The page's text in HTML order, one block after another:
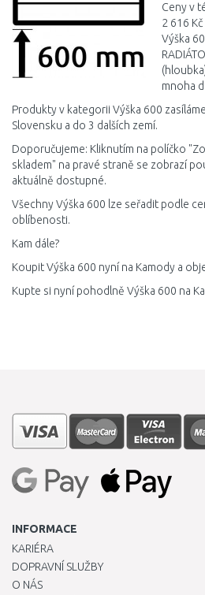
Ceny v
2 616
Výška
mnoha
Produkty v kategorii Výška 600
Slovensku a do 3 dalších zemí.
Doporučujeme: Kliknutím na políčko
skladem" na pravé straně se zobrazí
aktuálně dostupné.
Všechny Výška 600 lze seřadit podle
oblíbenosti.
Kam dále?
Koupit Výška 600 nyní na Kamody a
Kupte si nyní pohodlně Výška 600 na
INFORMACE
KARIÉRA
DOPRAVNÍ SLUŽBY
O NÁS